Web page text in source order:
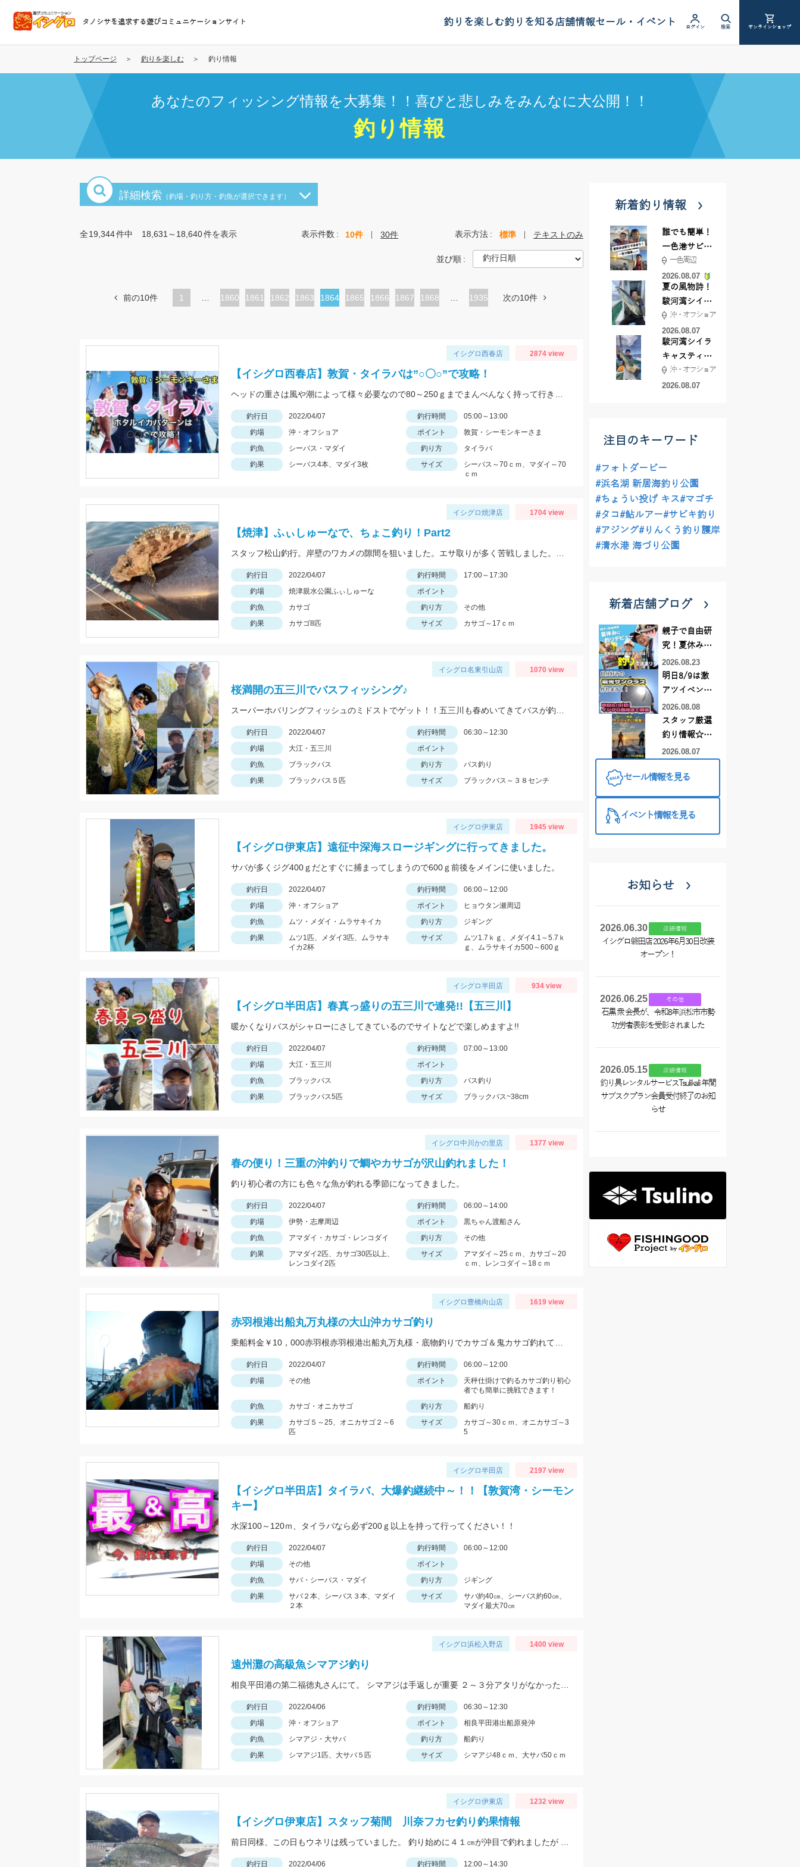
コ
テ
タノシサを追求する遊びコミュニケーションサイト 釣りを楽しむ釣りを知る店舗情報セール・イベント ログイン 検索 オンラインショップ
トップページ 釣りを楽しむ 釣り情報
あなたのフィッシング情報を大募集！！喜びと悲しみをみんなに大公開！！
釣り情報
詳細検索 （釣場・釣り方・釣魚が選択できます）
全19,344件中 18,631～18,640件を表示 表示件数 10件 30件 表示方法 標準 テキストのみ
並び順
前の10件 1
ペ
1860
ペ
1861
ペ
1862
ペ
1863
カ
ペ
1864
ペ
1865
ペ
1866
ペ
1867
ペ
1868 1935 次の10件
イシグロ西春店 2874 view
【イシグロ西春店】敦賀・タイラバは”○〇○”で攻略！
釣行日 2022/04/07 釣行時間
05:00～13:00
釣場
沖・オフショア ポイント
敦賀・シーモンキーさま
釣魚
シーバス・マダイ 釣り方
タイラバ
釣果
シーバス4本、マダイ3枚 サイズ
シーバス～70ｃｍ、マダイ～70
ｃｍ
イシグロ焼津店 1704 view
【焼津】ふぃしゅーなで、ちょこ釣り！Part2
釣行日 2022/04/07 釣行時間
17:00～17:30
釣場
焼津親水公園ふぃしゅーな
ポイント
釣魚
カサゴ 釣り方
その他
釣果
カサゴ8匹 サイズ カサゴ～17ｃｍ
イシグロ名東引山店 1070 view
桜満開の五三川でバスフィッシング♪
釣行日 2022/04/07 釣行時間
06:30～12:30
釣場
大江・五三川
ポイント
釣魚
ブラックバス 釣り方
バス釣り
釣果
ブラックバス５匹 サイズ ブラックバス～３８センチ
イシグロ伊東店 1945 view
【イシグロ伊東店】遠征中深海スロージギングに行ってきました。
サバが多くジグ400ｇだとすぐに捕まってしまうので600ｇ前後をメインに使いました。
釣行日 2022/04/07 釣行時間
06:00～12:00
釣場
沖・オフショア ポイント
ヒョウタン瀬周辺
釣魚
ムツ・メダイ・ムラサキイカ 釣り方
ジギング
釣果
ムツ1匹、メダイ3匹、ムラサキ
イカ2杯
サイズ
ムツ1.7ｋｇ、メダイ4.1～5.7ｋ
ｇ、ムラサキイカ500～600ｇ
イシグロ半田店 934 view
【イシグロ半田店】春真っ盛りの五三川で連発!!【五三川】
暖かくなりバスがシャローにさしてきているのでサイトなどで楽しめますよ!!
釣行日 2022/04/07 釣行時間
07:00～13:00
釣場
大江・五三川
ポイント
釣魚
ブラックバス 釣り方
バス釣り
釣果
ブラックバス5匹 サイズ ブラックバス~38cm
イシグロ中川かの里店 1377 view
春の便り！三重の沖釣りで鯛やカサゴが沢山釣れました！
釣り初心者の方にも色々な魚が釣れる季節になってきました。
釣行日 2022/04/07 釣行時間
06:00～14:00
釣場
伊勢・志摩周辺 ポイント
黒ちゃん渡船さん
釣魚
アマダイ・カサゴ・レンコダイ 釣り方
その他
釣果
アマダイ2匹、カサゴ30匹以上、
レンコダイ2匹
サイズ
アマダイ～25ｃｍ、カサゴ～20
ｃｍ、レンコダイ～18ｃｍ
イシグロ豊橋向山店 1619 view
赤羽根港出船丸万丸様の大山沖カサゴ釣り
釣行日 2022/04/07 釣行時間
06:00～12:00
釣場
その他 ポイント
天秤仕掛けで釣るカサゴ釣り初心
者でも簡単に挑戦できます！
釣魚
カサゴ・オニカサゴ 釣り方
船釣り
釣果
カサゴ５～25、オニカサゴ２～6
匹
サイズ
カサゴ～30ｃｍ、オニカサゴ～3
5
イシグロ半田店 2197 view
【イシグロ半田店】タイラバ、大爆釣継続中～！！【敦賀湾・シーモン
キー】
水深100～120ｍ、タイラバなら必ず200ｇ以上を持って行ってください！！
釣行日 2022/04/07 釣行時間
06:00～12:00
釣場
その他
ポイント
釣魚
サバ・シーバス・マダイ 釣り方
ジギング
釣果
サバ２本、シーバス３本、マダイ
２本
サイズ
サバ約40㎝、シーバス約60㎝、
マダイ最大70㎝
イシグロ浜松入野店 1400 view
遠州灘の高級魚シマアジ釣り
釣行日 2022/04/06 釣行時間
06:30～12:30
釣場
沖・オフショア ポイント
相良平田港出船原発沖
釣魚
シマアジ・大サバ 釣り方
船釣り
釣果
シマアジ1匹、大サバ５匹 サイズ シマアジ48ｃｍ、大サバ50ｃｍ
イシグロ伊東店 1232 view
【イシグロ伊東店】スタッフ菊間 川奈フカセ釣り釣果情報
釣行日 2022/04/06 釣行時間 12:00～14:30
新着釣り情報
誰でも簡単！
一色港サビキ
＆ちょい投げ
一色周辺
2026.08.07
夏の風物詩！
駿河湾シイラ
キャスティン
グ行ってきま
した！！
沖・オフショア
2026.08.07
駿河湾シイラ
キャスティン
グ行ってきま
した！
沖・オフショア
2026.08.07
注目のキーワード
#フォトダービー
#浜名湖 新居海釣り公園
#ちょうい投げ キス#マゴチ
#タコ#鮎ルアー#サビキ釣り
#アジング#りんくう釣り護岸
#清水港 海づり公園
新着店舗ブログ
親子で自由研
究！夏休みに
釣りデビュー
2026.08.23
明日8/9は激
アツイベント
日！！！～オ
ーダー偏光グ
ラス受注会～
2026.08.08
スタッフ厳選
釣り情報☆彡
連休は何釣り
♪【イシグロ
2026.08.07
セール情報を見る
イベント情報を見る
お知らせ
2026.06.30 店舗情報
イシグロ磐田店 2026年6月30日改装
オープン！
2026.06.25 その他
石黒 衆 会長が、令和8年浜松市市勢
功労者表彰を受彰されました
2026.05.15 店舗情報
釣り具レンタルサービスTsulikali 年間
サブスクプラン会員受付終了のお知
らせ